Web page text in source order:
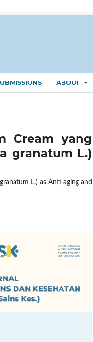
ABOUT
Cream yang
granatum L.)
L.) as Anti-aging and